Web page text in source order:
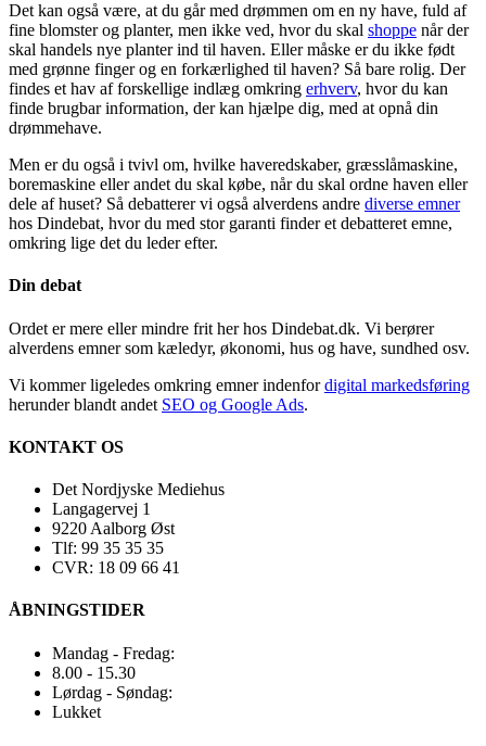
Det kan også være, at du går med drømmen om en ny have, fuld af
fine blomster og planter, men ikke ved, hvor du skal shoppe når der
skal handels nye planter ind til haven. Eller måske er du ikke født
med grønne finger og en forkærlighed til haven? Så bare rolig. Der
findes et hav af forskellige indlæg omkring erhverv, hvor du kan
finde brugbar information, der kan hjælpe dig, med at opnå din
drømmehave.
Men er du også i tvivl om, hvilke haveredskaber, græsslåmaskine,
boremaskine eller andet du skal købe, når du skal ordne haven eller
dele af huset? Så debatterer vi også alverdens andre diverse emner
hos Dindebat, hvor du med stor garanti finder et debatteret emne,
omkring lige det du leder efter.
Din debat
Ordet er mere eller mindre frit her hos Dindebat.dk. Vi berører
alverdens emner som kæledyr, økonomi, hus og have, sundhed osv.
Vi kommer ligeledes omkring emner indenfordigital markedsføring
herunder blandt andet SEO og Google Ads.
KONTAKT OS
Det Nordjyske Mediehus
Langagervej 1
9220 Aalborg Øst
Tlf: 99 35 35 35
CVR: 18 09 66 41
ÅBNINGSTIDER
Mandag - Fredag:
8.00 - 15.30
Lørdag - Søndag:
Lukket